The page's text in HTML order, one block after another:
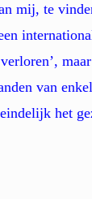
mij, te
van
het